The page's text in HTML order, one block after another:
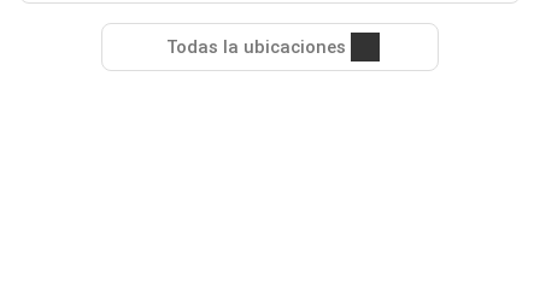
Todas la ubicaciones